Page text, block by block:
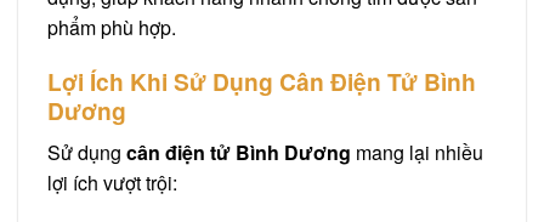
phẩm phù hợp.
Lợi Ích Khi Sử Dụng Cân Điện Tử Bình
Dương
Sử dụng cân điện tử Bình Dương mang lại nhiều
lợi ích vượt trội: